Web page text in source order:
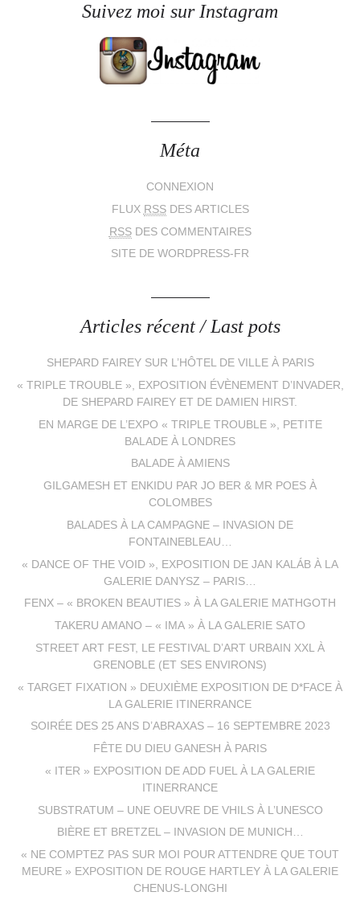
Suivez moi sur Instagram
Méta
CONNEXION
FLUX RSSDES ARTICLES
RSSDES COMMENTAIRES
SITE DE WORDPRESS-FR
Articles récent / Last pots
SHEPARD FAIREY SUR L’HÔTEL DE VILLE À PARIS
« TRIPLE TROUBLE », EXPOSITION ÉVÈNEMENT D’INVADER,
DE SHEPARD FAIREY ET DE DAMIEN HIRST.
EN MARGE DE L’EXPO « TRIPLE TROUBLE », PETITE
BALADE À LONDRES
BALADE À AMIENS
GILGAMESH ET ENKIDU PAR JO BER & MR POES À
COLOMBES
BALADES À LA CAMPAGNE – INVASION DE
FONTAINEBLEAU…
« DANCE OF THE VOID », EXPOSITION DE JAN KALÁB À LA
GALERIE DANYSZ – PARIS…
FENX – « BROKEN BEAUTIES » À LA GALERIE MATHGOTH
TAKERU AMANO – « IMA » À LA GALERIE SATO
STREET ART FEST, LE FESTIVAL D’ART URBAIN XXL À
GRENOBLE (ET SES ENVIRONS)
« TARGET FIXATION » DEUXIÈME EXPOSITION DE D*FACE À
LA GALERIE ITINERRANCE
SOIRÉE DES 25 ANS D’ABRAXAS – 16 SEPTEMBRE 2023
FÊTE DU DIEU GANESH À PARIS
« ITER » EXPOSITION DE ADD FUEL À LA GALERIE
ITINERRANCE
SUBSTRATUM – UNE OEUVRE DE VHILS À L’UNESCO
BIÈRE ET BRETZEL – INVASION DE MUNICH…
« NE COMPTEZ PAS SUR MOI POUR ATTENDRE QUE TOUT
MEURE » EXPOSITION DE ROUGE HARTLEY À LA GALERIE
CHENUS-LONGHI